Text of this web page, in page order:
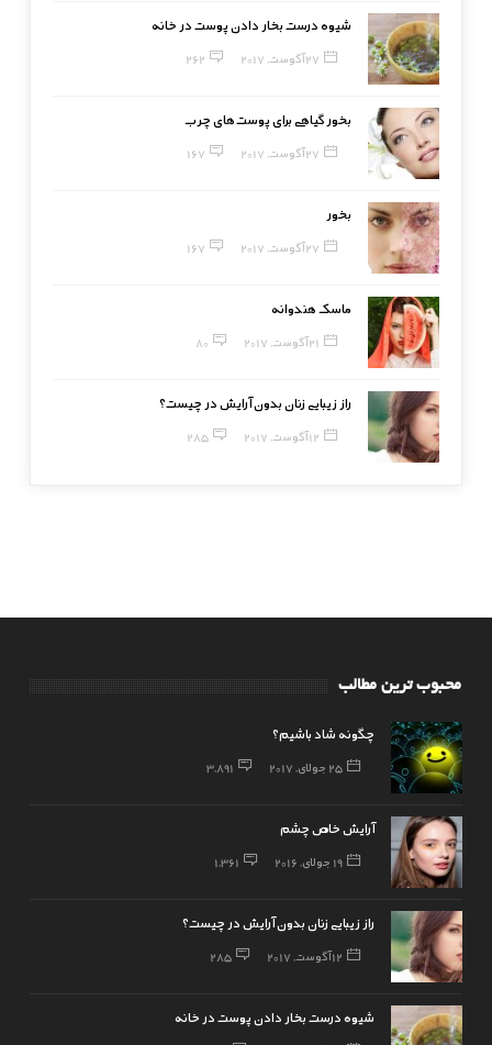
شیوه درست بخار دادن پوست در خانه
27 آگوست, 2017 262
بخور گیاهی برای پوست‌های چرب
27 آگوست, 2017 167
بخور
27 آگوست, 2017 167
ماسک هندوانه
21 آگوست, 2017 80
راز زیبایی زنان بدون آرایش در چیست؟
12 آگوست, 2017 285
محبوب ترین مطالب
چگونه شاد باشیم؟
25 جولای, 2017 3,891
آرایش خاص چشم
19 جولای, 2016 1,361
راز زیبایی زنان بدون آرایش در چیست؟
12 آگوست, 2017 285
شیوه درست بخار دادن پوست در خانه